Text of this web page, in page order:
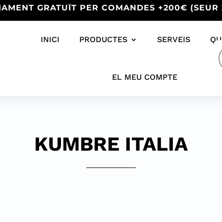
GRATUÏT PER COMANDES +200€ (SEUR
INICI PRODUCTES SERVEIS
EL MEU COMPTE
KUMBRE ITALIA